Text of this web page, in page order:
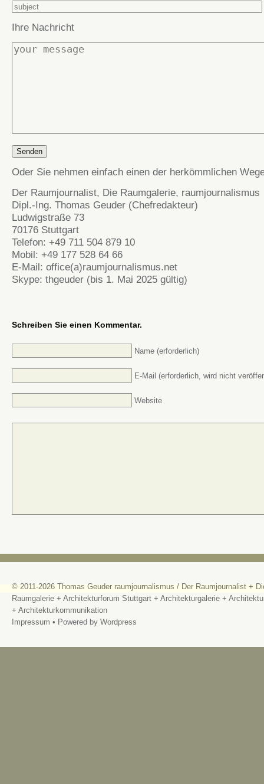
Ihre Nachricht
Oder Sie nehmen einfach einen der herkömmlichen
Der Raumjournalist, Die Raumgalerie, raumjournalismus
Dipl.-Ing. Thomas Geuder (Chefredakteur)
Ludwigstraße 73
70176 Stuttgart
Telefon: +49 711 504 879 10
Mobil: +49 177 528 64 66
E-Mail: office(a)raumjournalismus.net
Skype: thgeuder (bis 1. Mai 2025 gültig)
Schreiben Sie einen Kommentar.
Name (erforderlich)
E-Mail (erforderlich, wird nicht
Website
© 2011-2026 Thomas Geuder raumjournalismus / Der Raumjournalist +
Raumgalerie + Architekturforum Stuttgart + Architekturgalerie +
+ Architekturkommunikation
Impressum • Powered by Wordpress